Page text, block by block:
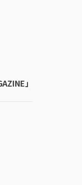
」